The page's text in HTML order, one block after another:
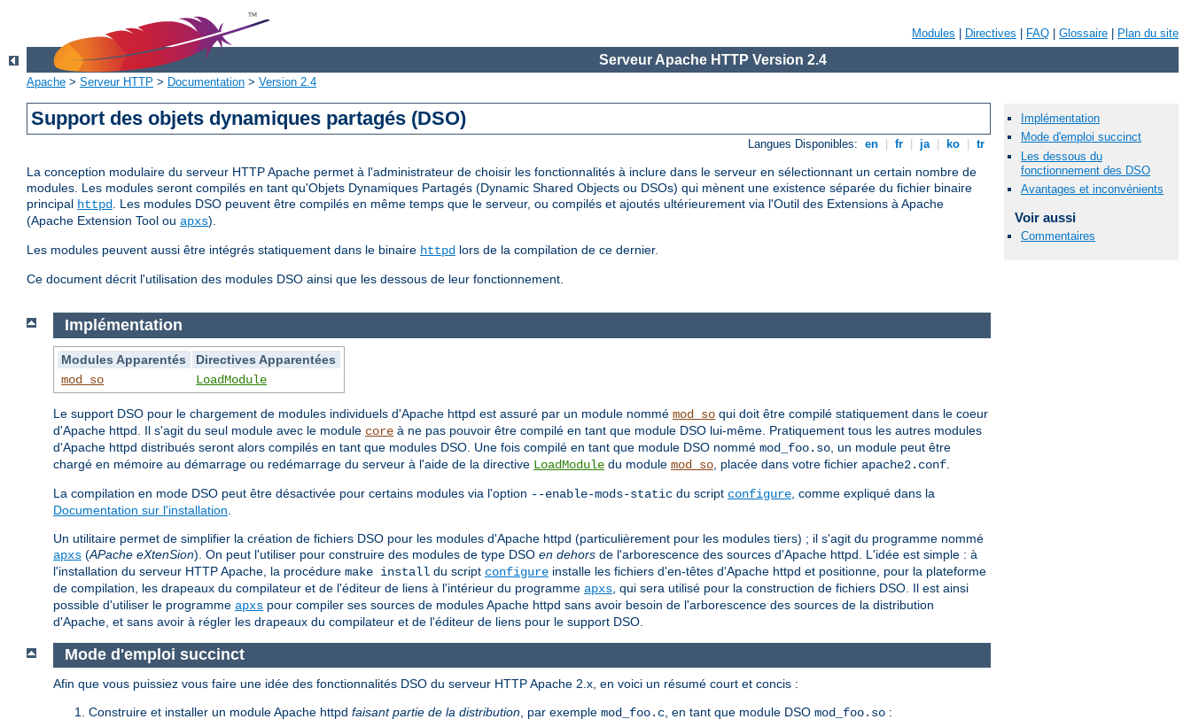
Modules Directives FAQ Glossaire Plan du site
Serveur Apache HTTP Version 2.4
Apache > Serveur HTTP > Documentation > Version 2.4
Support des objets dynamiques partagés (DSO)
Langues Disponibles: en fr ja ko tr
La conception modulaire du serveur HTTP Apache permet à l'administrateur de choisir les fonctionnalités à inclure dans le serveur en sélectionnant un certain nombre de
modules. Les modules seront compilés en tant qu'Objets Dynamiques Partagés (Dynamic Shared Objects ou DSOs) qui mènent une existence séparée du fichier binaire
principal httpd. Les modules DSO peuvent être compilés en même temps que le serveur, ou compilés et ajoutés ultérieurement via l'Outil des Extensions à Apache
(Apache Extension Tool ou apxs).
Les modules peuvent aussi être intégrés statiquement dans le binaire httpd lors de la compilation de ce dernier.
Ce document décrit l'utilisation des modules DSO ainsi que les dessous de leur fonctionnement.
Implémentation
Mode d'emploi succinct
Les dessous du
fonctionnement des DSO
Avantages et inconvénients
Voir aussi
Commentaires
Implémentation
Modules Apparentés
Directives Apparentées
mod_so
LoadModule
Le support DSO pour le chargement de modules individuels d'Apache httpd est assuré par un module nommé mod_so qui doit être compilé statiquement dans le coeur
d'Apache httpd. Il s'agit du seul module avec le module core à ne pas pouvoir être compilé en tant que module DSO lui-même. Pratiquement tous les autres modules
d'Apache httpd distribués seront alors compilés en tant que modules DSO. Une fois compilé en tant que module DSO nommé mod_foo.so , un module peut être
chargé en mémoire au démarrage ou redémarrage du serveur à l'aide de la directive LoadModule du module mod_so , placée dans votre fichier apache2.conf
La compilation en mode DSO peut être désactivée pour certains modules via l'option --enable-mods-static du script configure , comme expliqué dans la
Documentation sur l'installation
Un utilitaire permet de simplifier la création de fichiers DSO pour les modules d'Apache httpd (particulièrement pour les modules tiers) ; il s'agit du programme nommé
apxs (APache eXtenSion). On peut l'utiliser pour construire des modules de type DSO en dehors de l'arborescence des sources d'Apache httpd. L'idée est simple : à
l'installation du serveur HTTP Apache, la procédure make install du script configure installe les fichiers d'en-têtes d'Apache httpd et positionne, pour la plateforme
de compilation, les drapeaux du compilateur et de l'éditeur de liens à l'intérieur du programme apxs , qui sera utilisé pour la construction de fichiers DSO. Il est ainsi
possible d'utiliser le programme apxs pour compiler ses sources de modules Apache httpd sans avoir besoin de l'arborescence des sources de la distribution
d'Apache, et sans avoir à régler les drapeaux du compilateur et de l'éditeur de liens pour le support DSO.
Mode d'emploi succinct
Afin que vous puissiez vous faire une idée des fonctionnalités DSO du serveur HTTP Apache 2.x, en voici un résumé court et concis :
Construire et installer un module Apache httpd faisant partie de la distribution , par exemple mod_foo.c , en tant que module DSO mod_foo.so :